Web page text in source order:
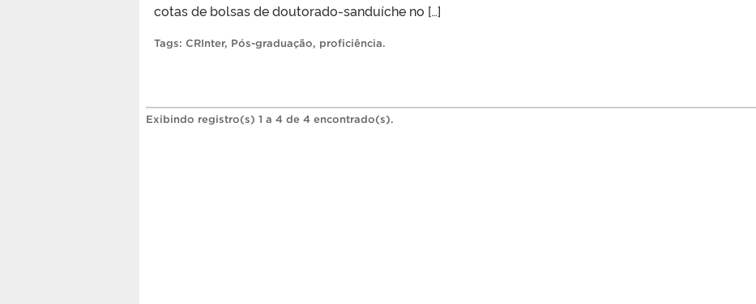
cotas de bolsas de doutorado-sanduíche no […]
Tags: CRInter, Pós-graduação, proficiência.
Exibindo registro(s) 1 a 4 de 4 encontrado(s).